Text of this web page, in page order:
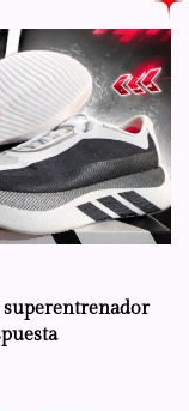
superentrenador